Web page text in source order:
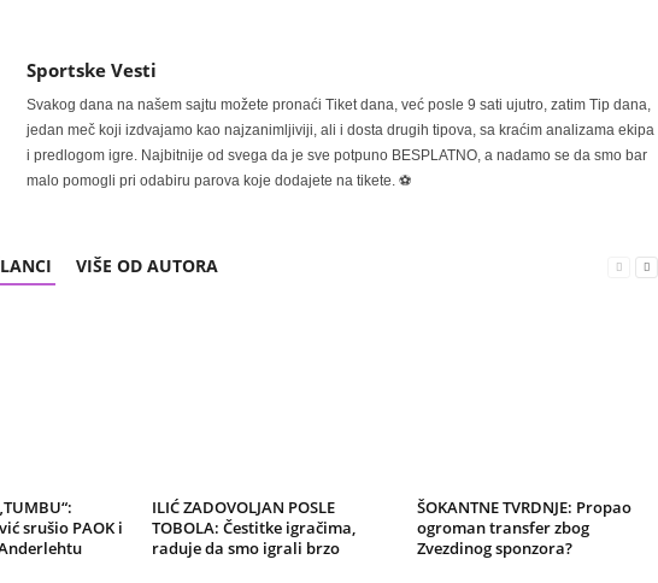
Sportske Vesti
Svakog dana na našem sajtu možete pronaći Tiket dana, već posle 9 sati ujutro, zatim Tip dana,
jedan meč koji izdvajamo kao najzanimljiviji, ali i dosta drugih tipova, sa kraćim analizama ekipa
i predlogom igre. Najbitnije od svega da je sve potpuno BESPLATNO, a nadamo se da smo bar
malo pomogli pri odabiru parova koje dodajete na tikete. ⚽
VIŠE OD AUTORA
srušio PAOK i
ILIĆ ZADOVOLJAN POSLE
TOBOLA: Čestitke igračima,
raduje da smo igrali brzo
ŠOKANTNE TVRDNJE: Propao
ogroman transfer zbog
Zvezdinog sponzora?